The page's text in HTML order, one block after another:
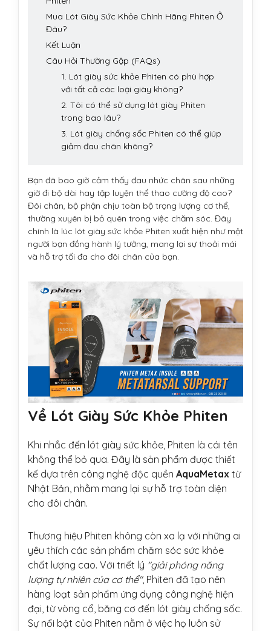
Mua Lót Giày Sức Khỏe Chính Hãng Phiten Ở
Đâu?
Kết Luận
Câu Hỏi Thường Gặp (FAQs)
1. Lót giày sức khỏe Phiten có phù hợp
với tất cả các loại giày không?
2. Tôi có thể sử dụng lót giày Phiten
trong bao lâu?
3. Lót giày chống sốc Phiten có thể giúp
giảm đau chân không?
Bạn đã bao giờ cảm thấy đau nhức chân sau những
giờ đi bộ dài hay tập luyện thể thao cường độ cao?
Đôi chân, bộ phận chịu toàn bộ trọng lượng cơ thể,
thường xuyên bị bỏ quên trong việc chăm sóc. Đây
chính là lúc lót giày sức khỏe Phiten xuất hiện như một
người bạn đồng hành lý tưởng, mang lại sự thoải mái
và hỗ trợ tối đa cho đôi chân của bạn.
Về Lót Giày Sức Khỏe Phiten
Khi nhắc đến lót giày sức khỏe, Phiten là cái tên
không thể bỏ qua. Đây là sản phẩm được thiết
kế dựa trên công nghệ độc quền AquaMetax từ
Nhật Bản, nhằm mang lại sự hỗ trợ toàn diện
cho đôi chân.
Thương hiệu Phiten không còn xa lạ với những ai
yêu thích các sản phẩm chăm sóc sức khỏe
chất lượng cao. Với triết lý "giải phóng năng
lượng tự nhiên của cơ thể", Phiten đã tạo nên
hàng loạt sản phẩm ứng dụng công nghệ hiện
đại, từ vòng cổ, băng cơ đến lót giày chống sốc.
Sự nổi bật của Phiten nằm ở việc họ luôn sử